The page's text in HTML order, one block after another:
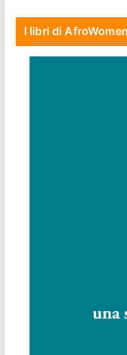
I libri di